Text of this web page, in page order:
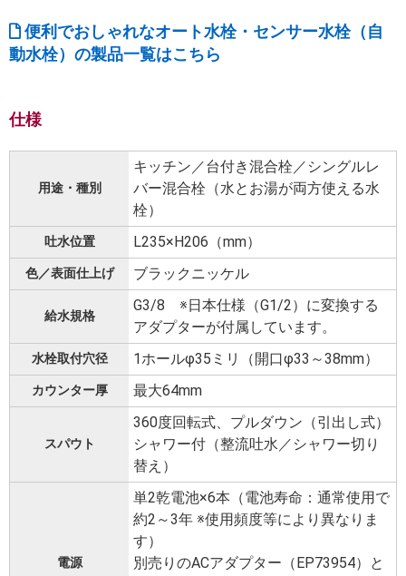
便利でおしゃれなオート水栓・センサー水栓（自
動水栓）の製品一覧はこちら
仕様
用途・種別
キッチン／台付き混合栓／シングルレ
バー混合栓（水とお湯が両方使える水
栓）
吐水位置 L235×H206（mm）
色／表面仕上げ ブラックニッケル
給水規格
G3/8 ※日本仕様（G1/2）に変換する
アダプターが付属しています。
水栓取付穴径 1ホールφ35ミリ（開口φ33～38mm）
カウンター厚 最大64mm
スパウト
360度回転式、プルダウン（引出し式）
シャワー付（整流吐水／シャワー切り
替え）
電源
単2乾電池×6本（電池寿命：通常使用で
約2～3年 ※使用頻度等により異なりま
す）
別売りのACアダプター（EP73954）と